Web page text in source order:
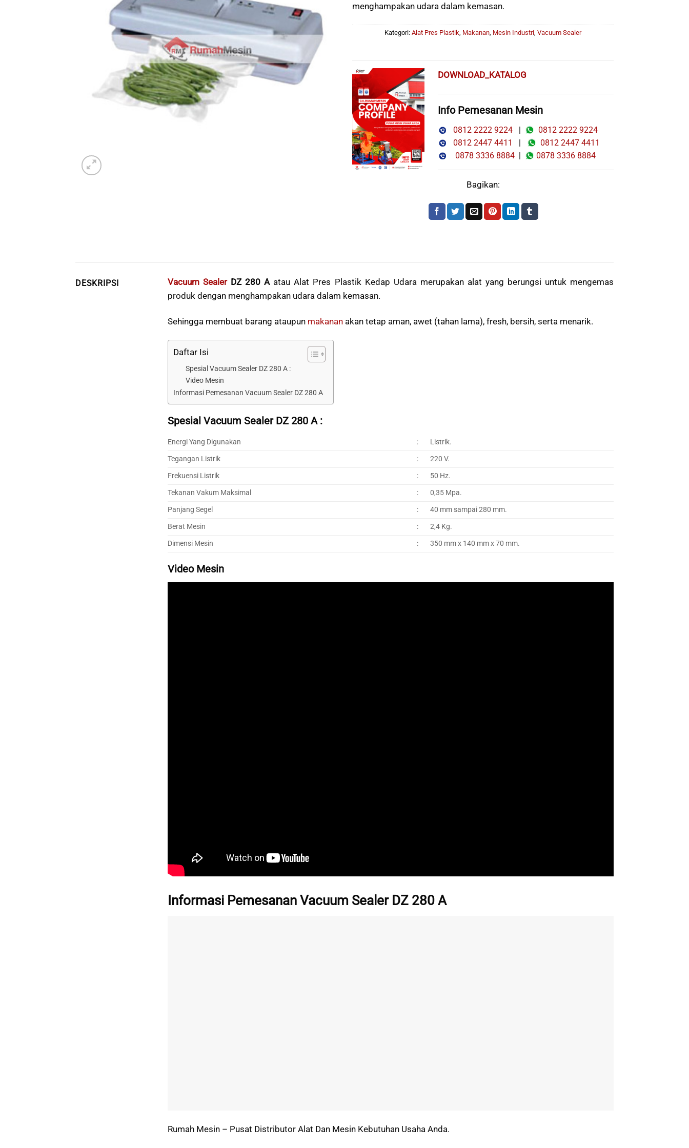
menghampakan udara dalam kemasan.
Kategori: Alat Pres Plastik, Makanan, Mesin Industri, Vacuum Sealer
DOWNLOAD_KATALOG
Info Pemesanan Mesin
0812 2222 9224 |
0812 2222 9224
0812 2447 4411
|
0812 2447 4411
0878 3336 8884 | 0878 3336 8884
Bagikan:
DESKRIPSI Vacuum SealerDZ 280 Aatau Alat Pres Plastik Kedap Udara merupakan alat yang berungsi untuk mengemas
produk dengan menghampakan udara dalam kemasan.
Sehingga membuat barang ataupun makanan akan tetap aman, awet (tahan lama), fresh, bersih, serta menarik.
Daftar Isi
Spesial Vacuum Sealer DZ 280 A :
Video Mesin
Informasi Pemesanan Vacuum Sealer DZ 280 A
Spesial Vacuum Sealer DZ 280 A :
Energi Yang Digunakan :
Listrik.
Tegangan Listrik
:
220 V.
Frekuensi Listrik
:
50 Hz.
Tekanan Vakum Maksimal
:
0,35 Mpa.
Panjang Segel
:
40 mm sampai 280 mm.
Berat Mesin
:
2,4 Kg.
Dimensi Mesin
: 350 mm x 140 mm x 70 mm.
Video Mesin
Informasi Pemesanan Vacuum Sealer DZ 280 A
Rumah Mesin – Pusat Distributor Alat Dan Mesin Kebutuhan Usaha Anda.